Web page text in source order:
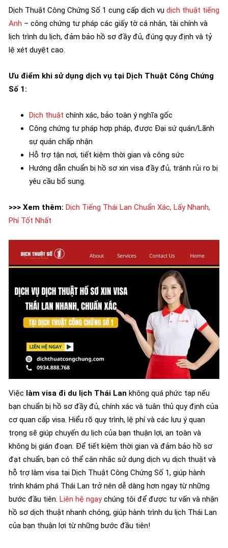
Dịch Thuật Công Chứng Số 1 cung cấp dịch vụ dịch thuật tiếng
Anh – công chứng tư pháp các giấy tờ cá nhân, tài chính và
lịch trình du lịch, đảm bảo hồ sơ đầy đủ, đúng quy định và tỷ
lệ xét duyệt cao.
Ưu điểm khi sử dụng dịch vụ tại Dịch Thuật Công Chứng
Số 1:
Dịch thuật chính xác, bảo toàn ý nghĩa gốc
Công chứng tư pháp hợp pháp, được Đại sứ quán/Lãnh
sự quán chấp nhận
Hỗ trợ tận nơi, tiết kiệm thời gian và công sức
Hướng dẫn chuẩn bị hồ sơ xin visa đầy đủ, tránh rủi ro bị
yêu cầu bổ sung.
>>> Xem thêm: Dịch Tiếng Thái Lan Chuẩn Xác, Lấy Nhanh,
Phí Tốt Nhất
Việc làm visa đi du lịch Thái Lan không quá phức tạp nếu
bạn chuẩn bị hồ sơ đầy đủ, chính xác và tuân thủ quy định của
cơ quan cấp visa. Hiểu rõ quy trình, lệ phí và các lưu ý quan
trọng sẽ giúp chuyến du lịch của bạn thuận lợi, an toàn và
không bị gián đoạn. Để tiết kiệm thời gian và đảm bảo hồ sơ
đạt chuẩn, bạn có thể cân nhắc sử dụng dịch vụ dịch thuật và
hỗ trợ làm visa tại Dịch Thuật Công Chứng Số 1, giúp hành
trình khám phá Thái Lan trở nên dễ dàng hơn ngay từ những
bước đầu tiên. Liên hệ ngaychúng tôi để được tư vấn và nhận
hồ sơ dịch thuật nhanh chóng, giúp hành trình du lịch Thái Lan
của bạn thuận lợi từ những bước đầu tiên!